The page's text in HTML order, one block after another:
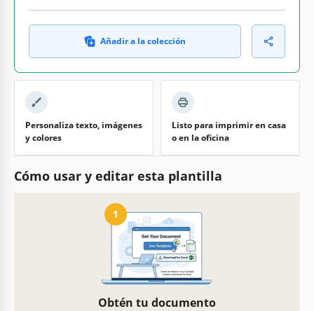
Añadir a la colección
Personaliza texto, imágenes
y colores
Listo para imprimir en casa
o en la oficina
Cómo usar y editar esta plantilla
1
Obtén tu documento